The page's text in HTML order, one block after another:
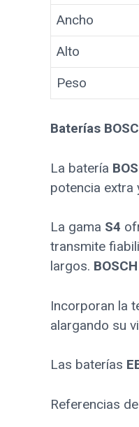
Ancho
Alto
Peso
Baterías
La batería
potencia extra
La gama S4
transmite
largos.
Incorporan la
alargando su
Las baterías
Referencias